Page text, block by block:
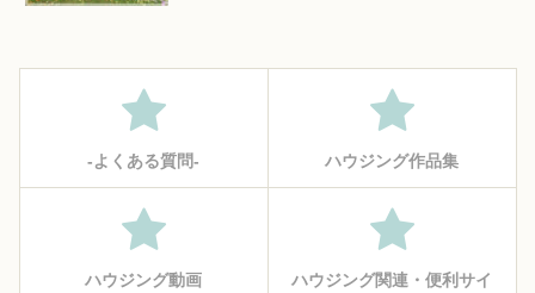
‐よくある質問‐ ハウジング作品集
ハウジング動画
ハウジング関連・便利サイ